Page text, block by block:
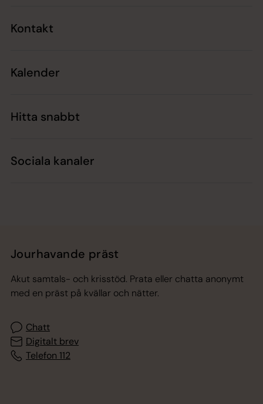
Kontakt
Kalender
Hitta snabbt
Sociala kanaler
Jourhavande präst
Akut samtals- och krisstöd. Prata eller chatta anonymt
med en präst på kvällar och nätter.
Chatt
Digitalt brev
Telefon 112